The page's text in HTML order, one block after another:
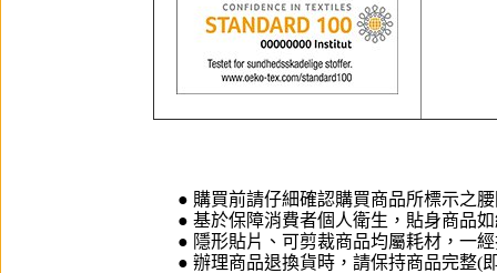
● 購買前請仔細確認購買商品所標示之
● 基於保障消費者個人衛生，貼身商品
● 隱形貼片、可剪裁商品均屬耗材，一
● 辦理商品退換貨時，請保持商品完整(